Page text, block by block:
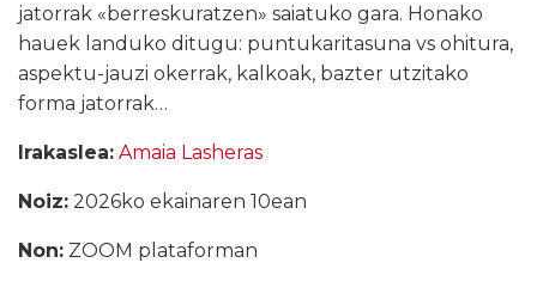
jatorrak «berreskuratzen» saiatuko gara. Honako
hauek landuko ditugu: puntukaritasuna vs ohitura,
aspektu-jauzi okerrak, kalkoak, bazter utzitako
forma jatorrak…
Irakaslea: Amaia Lasheras
Noiz: 2026ko ekainaren 10ean
Non: ZOOM plataforman